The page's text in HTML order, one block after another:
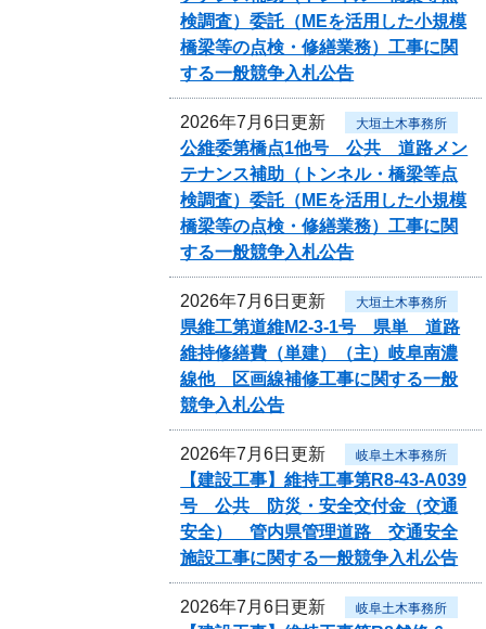
検調査）委託（MEを活用した小規模
橋梁等の点検・修繕業務）工事に関
する一般競争入札公告
2026年7月6日更新 大垣土木事務所
公維委第橋点1他号 公共 道路メン
テナンス補助（トンネル・橋梁等点
検調査）委託（MEを活用した小規模
橋梁等の点検・修繕業務）工事に関
する一般競争入札公告
2026年7月6日更新 大垣土木事務所
県維工第道維M2-3-1号 県単 道路
維持修繕費（単建）（主）岐阜南濃
線他 区画線補修工事に関する一般
競争入札公告
2026年7月6日更新 岐阜土木事務所
【建設工事】維持工事第R8-43-A039
号 公共 防災・安全交付金（交通
安全） 管内県管理道路 交通安全
施設工事に関する一般競争入札公告
2026年7月6日更新 岐阜土木事務所